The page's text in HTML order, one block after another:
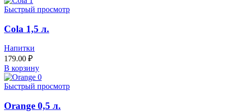
Быстрый просмотр
Cola 1,5 л.
Напитки
179.00 ₽
В корзину
Быстрый просмотр
Orange 0,5 л.